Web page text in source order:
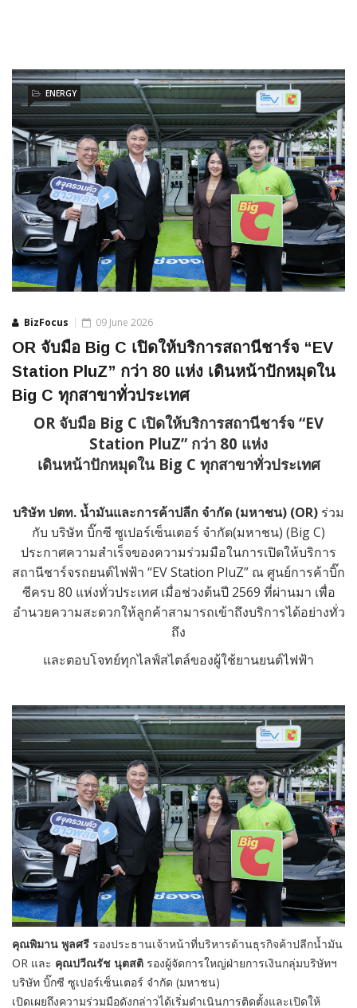
BizFocus
ENERGY
09 June 2026
OR จับมือ Big C เปิดให้บริการสถานีชาร์จ “EV
Station PluZ” กว่า 80 แห่ง เดินหน้าปักหมุดใน
Big C ทุกสาขาทั่วประเทศ
OR จับมือ Big C เปิดให้บริการสถานีชาร์จ “EV
Station PluZ” กว่า 80 แห่ง
เดินหน้าปักหมุดใน Big C ทุกสาขาทั่วประเทศ
บริษัท ปตท. น้ำมันและการค้าปลีก จำกัด (มหาชน) (OR) ร่วม
กับ บริษัท บิ๊กซี ซูเปอร์เซ็นเตอร์ จำกัด(มหาชน) (Big C)
ประกาศความสำเร็จของความร่วมมือในการเปิดให้บริการ
สถานีชาร์จรถยนต์ไฟฟ้า “EV Station PluZ” ณ ศูนย์การค้าบิ๊ก
ซีครบ 80 แห่งทั่วประเทศ เมื่อช่วงต้นปี 2569 ที่ผ่านมา เพื่อ
อำนวยความสะดวกให้ลูกค้าสามารถเข้าถึงบริการได้อย่างทั่ว
ถึง
และตอบโจทย์ทุกไลฟ์สไตล์ของผู้ใช้ยานยนต์ไฟฟ้า
คุณพิมาน พูลศรี รองประธานเจ้าหน้าที่บริหารด้านธุรกิจค้าปลีกน้ำมัน
OR และ คุณปวีณรัช นุตสติ รองผู้จัดการใหญ่ฝ่ายการเงินกลุ่มบริษัทฯ
บริษัท บิ๊กซี ซูเปอร์เซ็นเตอร์ จำกัด (มหาชน)
เปิดเผยถึงความร่วมมือดังกล่าวได้เริ่มดำเนินการติดตั้งและเปิดให้